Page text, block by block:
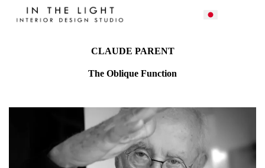
CLAUDE PARENT
The Oblique Function